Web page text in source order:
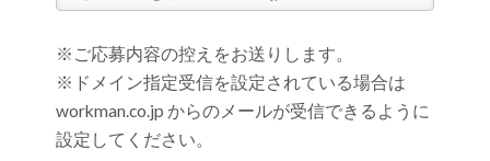
※ご応募内容の控えをお送りします。
※ドメイン指定受信を設定されている場合は
workman.co.jp からのメールが受信できるように
設定してください。